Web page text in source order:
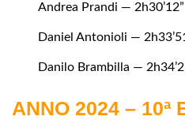
Andrea Prandi — 2h30’12”
Daniel Antonioli —
Danilo Brambilla —
ANNO 2024 – 10ª